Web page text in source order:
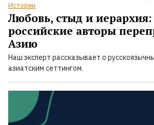
Истории
Любовь, стыд и
российские авторы
Азию
Наш эксперт рассказывает о
азиатским сеттингом.